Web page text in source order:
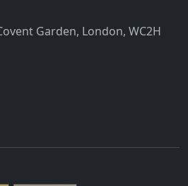
Garden, London, WC2H